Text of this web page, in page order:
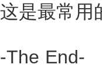
这是最常用
-The End-